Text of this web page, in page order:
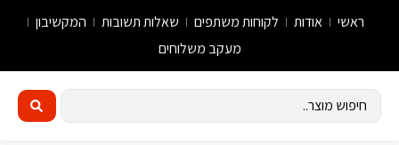
ראשי אודות לקוחות משתפים שאלות תשובות
המקשיבון
מעקב משלוחים